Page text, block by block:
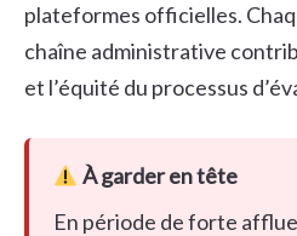
plateformes officielles.
chaîne administrative
et l’équité du processus
À garder en tête
En période de forte